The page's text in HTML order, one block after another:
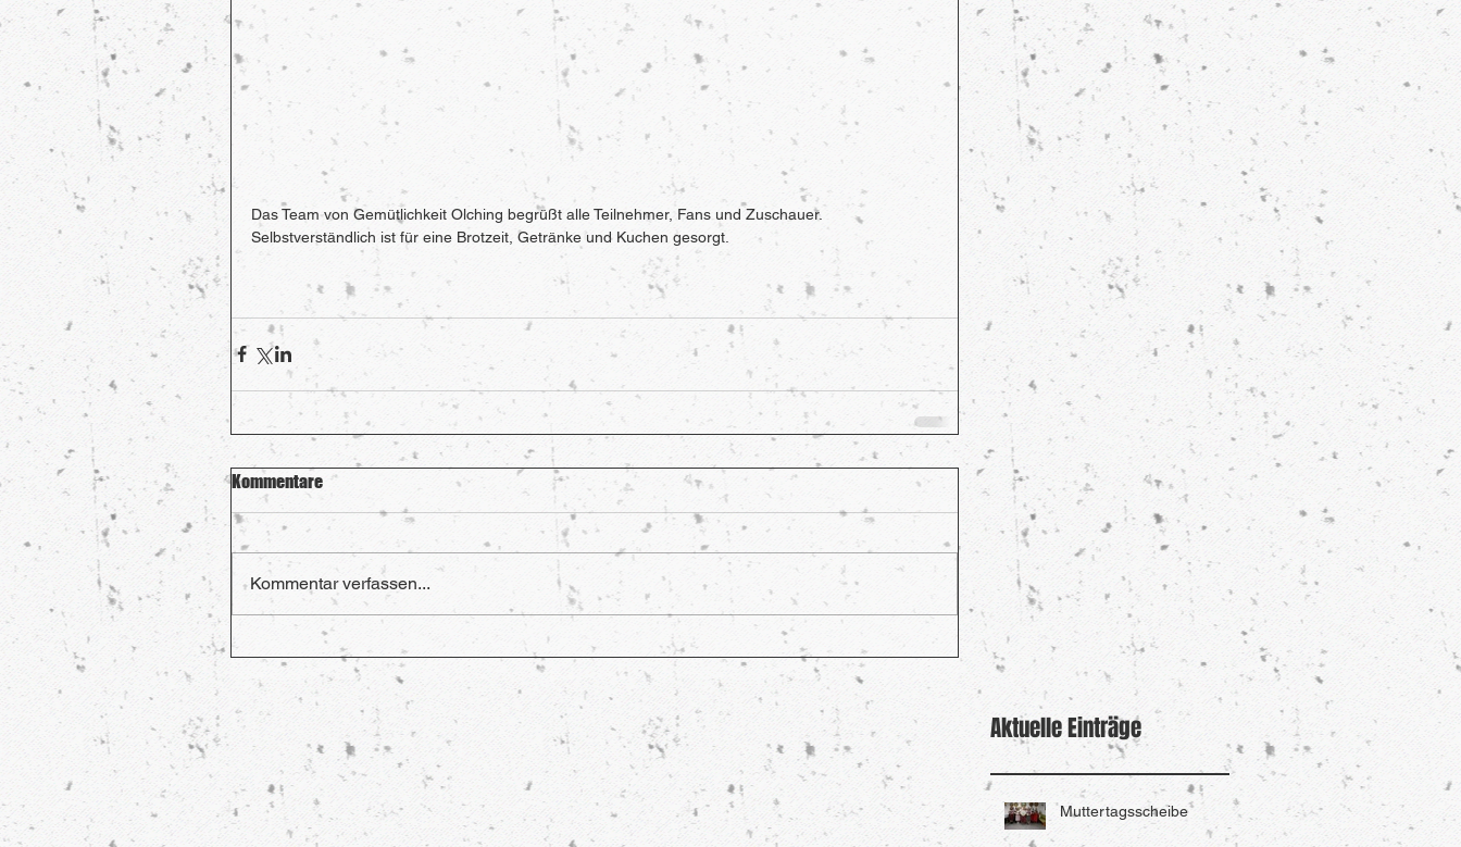
Das Team von Gemütlichkeit Olching begrüßt alle Teilnehmer, Fans und Zuschauer.
Selbstverständlich ist für eine Brotzeit, Getränke und Kuchen gesorgt.
Kommentare
Kommentar verfassen...
Aktuelle Einträge
Muttertagsscheibe